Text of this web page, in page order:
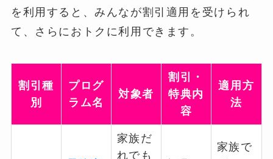
を利用すると、みんなが割引適用を受けられ
て、さらにおトクに利用できます。
割引種
別
プログ
ラム名
対象者
割引・
特典内
容
適用方
法
家族だ
れでも
家族で